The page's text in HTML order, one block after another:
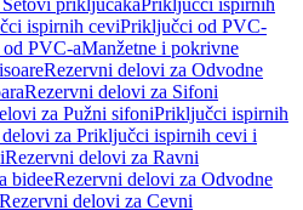
priključakaPriključci ispirnih
ispirnih ceviPriključci od PVC-
PVC-aManžetne i pokrivne
Rezervni delovi za Odvodne
Rezervni delovi za Sifoni
za Pužni sifoniPriključci ispirnih
za Priključci ispirnih cevi i
Rezervni delovi za Ravni
bideeRezervni delovi za Odvodne
Rezervni delovi za Cevni